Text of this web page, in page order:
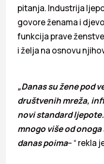
pitanja. Industrija
govore ženama i
funkcija prave
i želja na osnovu
„Danas su žene pod
društvenih mreža,
novi standard
mnogo više od
danas poima– “ rekla